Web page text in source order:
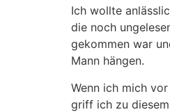
Ich wollte
die noch
gekommen war
Mann hängen.
Wenn ich mich
griff ich zu diesem